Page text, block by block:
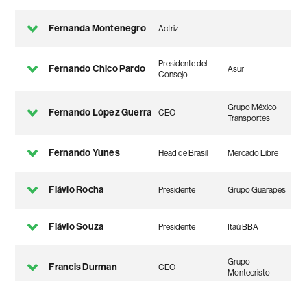
Fernanda Montenegro Actriz -
Fernando Chico Pardo
Presidente del
Consejo
Asur
Fernando López Guerra CEO
Grupo México
Transportes
Fernando Yunes Head de Brasil Mercado Libre
Flávio Rocha Presidente Grupo Guarapes
Flávio Souza Presidente Itaú BBA
Francis Durman CEO
Grupo
Montecristo